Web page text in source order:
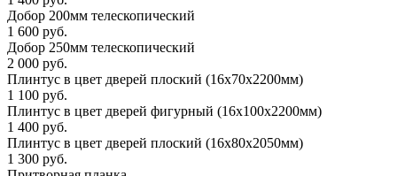
Добор 200мм телескопический
1 600 руб.
Добор 250мм телескопический
2 000 руб.
Плинтус в цвет дверей плоский (16x70x2200мм)
1 100 руб.
Плинтус в цвет дверей фигурный (16x100x2200мм)
1 400 руб.
Плинтус в цвет дверей плоский (16x80x2050мм)
1 300 руб.